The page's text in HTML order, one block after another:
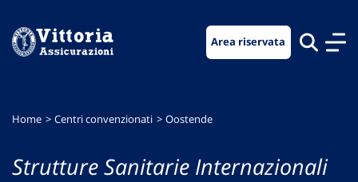
menu
contenuto
footer
Area riservata
Home Centri convenzionati Oostende
Strutture Sanitarie Internazionali